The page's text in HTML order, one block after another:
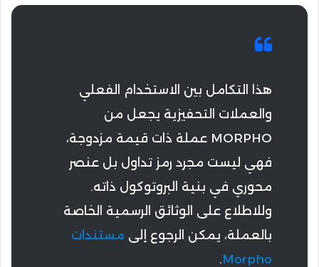
هذا التكامل بين الاستخدام الفعلي
والعملات التحفيزية يجعل من
MORPHO عملة ذات قيمة مزدوجة،
فهي ليست مجرد رمز تداول بل عنصر
محوري في بنية البروتوكول ذاته.
وللاطلاع على الوثائق الرسمية الخاصة
بالعملة، يمكن الرجوع إلى مستندات
Morpho
.